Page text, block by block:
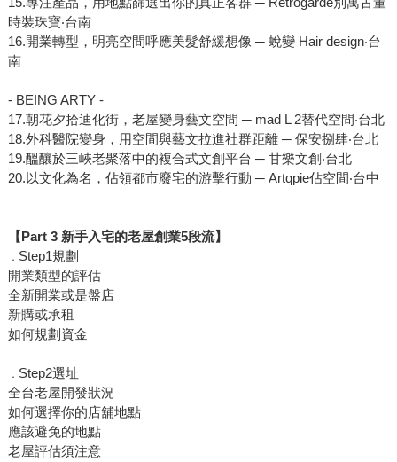
時裝珠寶‧台南
16.開業轉型，明亮空間呼應美髮舒緩想像 ─ 蛻變 Hair design‧台
南
- BEING ARTY -
17.朝花夕拾迪化街，老屋變身藝文空間 ─ mad L 2替代空間‧台北
18.外科醫院變身，用空間與藝文拉進社群距離 ─ 保安捌肆‧台北
19.醞釀於三峽老聚落中的複合式文創平台 ─ 甘樂文創‧台北
20.以文化為名，佔領都市廢宅的游擊行動 ─ Artqpie佔空間‧台中
【Part 3 新手入宅的老屋創業5段流】
． Step1規劃
開業類型的評估
全新開業或是盤店
新購或承租
如何規劃資金
． Step2選址
全台老屋開發狀況
如何選擇你的店舖地點
應該避免的地點
老屋評估須注意